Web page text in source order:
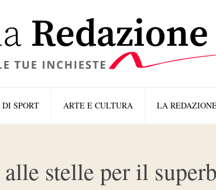
SPORT ARTE E CULTURA LA
stelle per il